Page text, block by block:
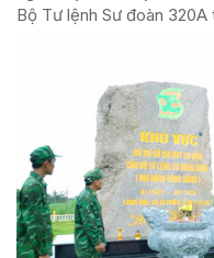
Bộ Tư lệnh Sư đoàn 320A